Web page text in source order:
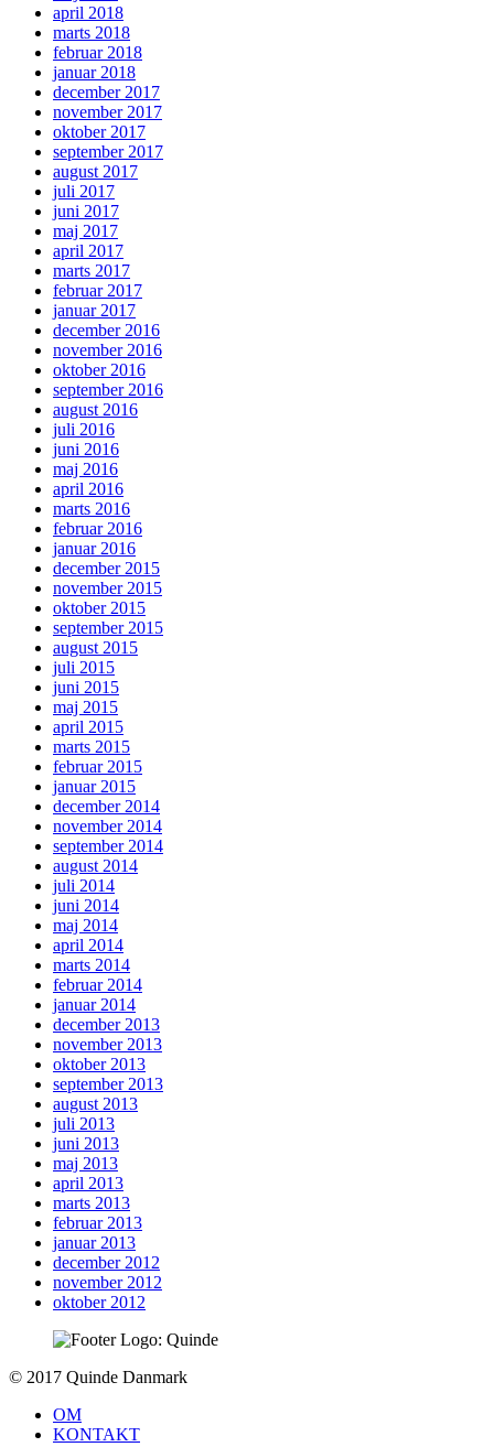
april 2018
marts 2018
februar 2018
januar 2018
december 2017
november 2017
oktober 2017
september 2017
august 2017
juli 2017
juni 2017
maj 2017
april 2017
marts 2017
februar 2017
januar 2017
december 2016
november 2016
oktober 2016
september 2016
august 2016
juli 2016
juni 2016
maj 2016
april 2016
marts 2016
februar 2016
januar 2016
december 2015
november 2015
oktober 2015
september 2015
august 2015
juli 2015
juni 2015
maj 2015
april 2015
marts 2015
februar 2015
januar 2015
december 2014
november 2014
september 2014
august 2014
juli 2014
juni 2014
maj 2014
april 2014
marts 2014
februar 2014
januar 2014
december 2013
november 2013
oktober 2013
september 2013
august 2013
juli 2013
juni 2013
maj 2013
april 2013
marts 2013
februar 2013
januar 2013
december 2012
november 2012
oktober 2012
To
© 2017 Quinde Danmark
OM
KONTAKT